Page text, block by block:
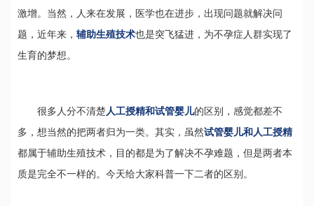
激增。当然，人来在发展，医学也在进步，出现问题就解决问
题，近年来， 辅助生殖技术也是突飞猛进，为不孕症人群实现了
生育的梦想。
很多人分不清楚人工授精和试管婴儿的区别，感觉都差不
多，想当然的把两者归为一类。其实，虽然试管婴儿和人工授精
都属于辅助生殖技术，目的都是为了解决不孕难题，但是两者本
质是完全不一样的。今天给大家科普一下二者的区别。